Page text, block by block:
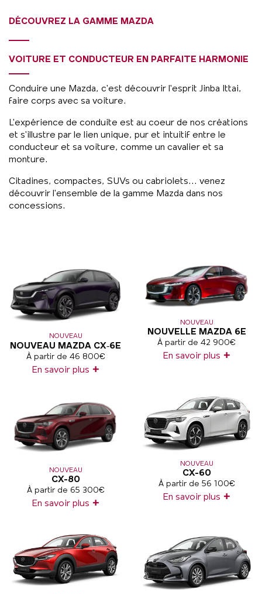
DÉCOUVREZ LA GAMME MAZDA
VOITURE ET CONDUCTEUR EN PARFAITE HARMONIE
Conduire une Mazda, c'est découvrir l'esprit Jinba Ittai,
faire corps avec sa voiture.
L'expérience de conduite est au coeur de nos créations
et s'illustre par le lien unique, pur et intuitif entre le
conducteur et sa voiture, comme un cavalier et sa
monture.
Citadines, compactes, SUVs ou cabriolets... venez
découvrir l'ensemble de la gamme Mazda dans nos
concessions.
NOUVEAU
NOUVEAU MAZDA CX‑6E
À partir de 46 800€
En savoir plus +
NOUVEAU
NOUVELLE MAZDA 6E
À partir de 42 900€
En savoir plus +
NOUVEAU
CX-80
À partir de 65 300€
En savoir plus +
NOUVEAU
CX-60
À partir de 56 100€
En savoir plus +